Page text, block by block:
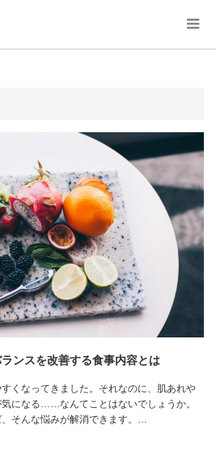
ンスを改善する食事内容とは
くなってきました。それなのに、肌あれや
になる……なんてことはないでしょうか。
そんな悩みが解消できます。…